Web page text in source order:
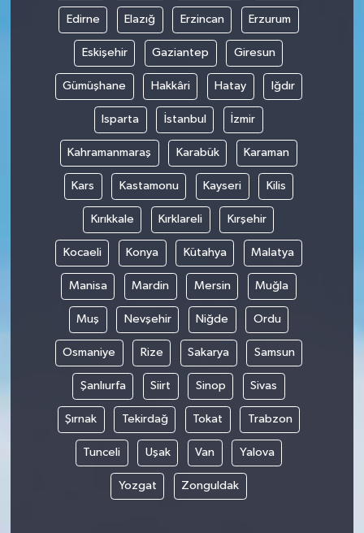
Edirne Elazığ Erzincan Erzurum
Eskişehir Gaziantep Giresun
Gümüşhane Hakkâri Hatay Iğdır
Isparta İstanbul İzmir
Kahramanmaraş Karabük Karaman
Kars Kastamonu Kayseri Kilis
Kırıkkale Kırklareli Kırşehir
Kocaeli Konya Kütahya Malatya
Manisa Mardin Mersin Muğla
Muş Nevşehir Niğde Ordu
Osmaniye Rize Sakarya Samsun
Şanlıurfa Siirt Sinop Sivas
Şırnak Tekirdağ Tokat Trabzon
Tunceli Uşak Van Yalova
Yozgat Zonguldak